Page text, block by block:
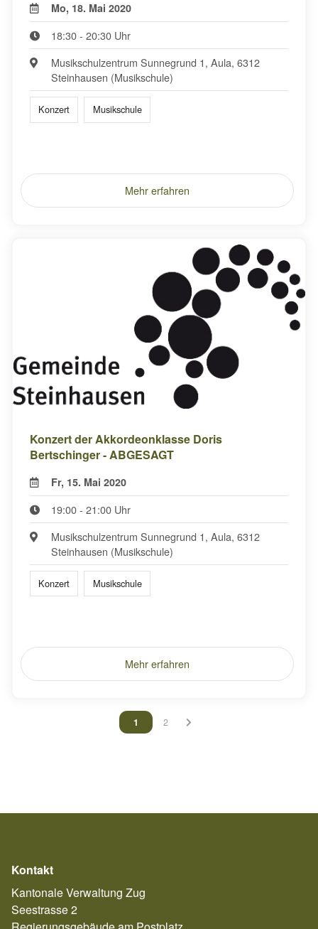
Mo, 18. Mai 2020
18:30 - 20:30 Uhr
Musikschulzentrum Sunnegrund 1, Aula, 6312
Steinhausen (Musikschule)
Konzert Musikschule
Mehr erfahren
Konzert der Akkordeonklasse Doris
Bertschinger - ABGESAGT
Fr, 15. Mai 2020
19:00 - 21:00 Uhr
Musikschulzentrum Sunnegrund 1, Aula, 6312
Steinhausen (Musikschule)
Konzert Musikschule
Mehr erfahren
Vous êtes sur la page
1 Vous êtes sur la page
2
Kontakt
Kantonale Verwaltung Zug
Seestrasse 2